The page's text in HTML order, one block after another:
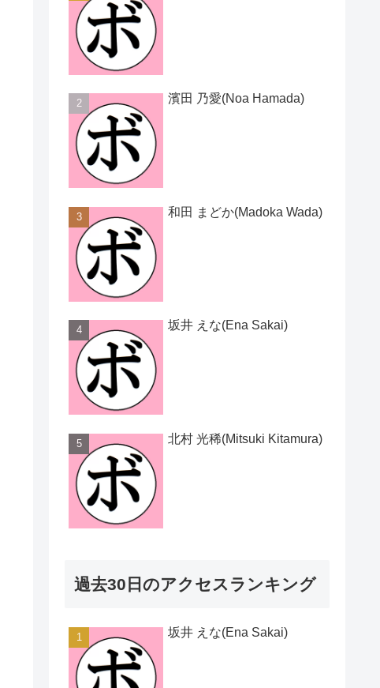
濱田 乃愛(Noa Hamada)
和田 まどか(Madoka Wada)
坂井 えな(Ena Sakai)
北村 光稀(Mitsuki Kitamura)
過去30日のアクセスランキング
坂井 えな(Ena Sakai)